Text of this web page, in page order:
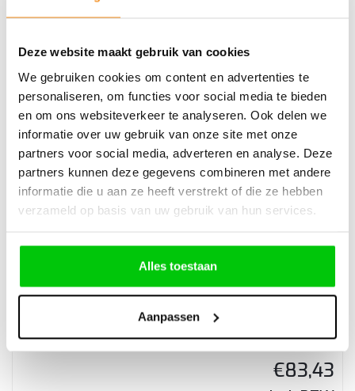
Deze website maakt gebruik van cookies
We gebruiken cookies om content en advertenties te
personaliseren, om functies voor social media te bieden
en om ons websiteverkeer te analyseren. Ook delen we
informatie over uw gebruik van onze site met onze
partners voor social media, adverteren en analyse. Deze
partners kunnen deze gegevens combineren met andere
informatie die u aan ze heeft verstrekt of die ze hebben
verzameld op basis van uw gebruik van hun services.
Alles toestaan
Aanpassen
156 2Knops klapsleutel Remote Case – Type2
€17,90
Incl. BTW
€83,43